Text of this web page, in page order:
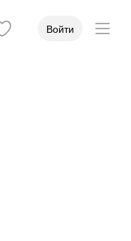
Войти